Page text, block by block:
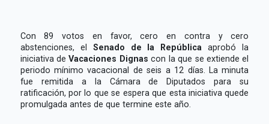
Con 89 votos en favor, cero en contra y cero
abstenciones, el Senado de la República aprobó la
iniciativa deVacaciones Dignas con la que se extiende el
periodo mínimo vacacional de seis a 12 días. La minuta
fue remitida a la Cámara de Diputados para su
ratificación, por lo que se espera que esta iniciativa quede
promulgada antes de que termine este año.